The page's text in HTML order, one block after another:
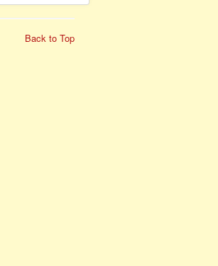
Back to Top